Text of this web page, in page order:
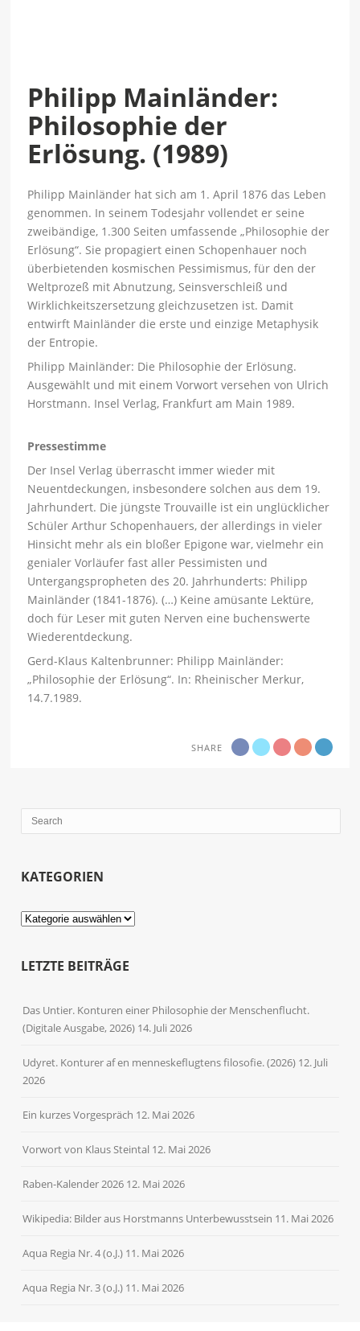
Philipp Mainländer:
Philosophie der
Erlösung. (1989)
Philipp Mainländer hat sich am 1. April 1876 das Leben
genommen. In seinem Todesjahr vollendet er seine
zweibändige, 1.300 Seiten umfassende „Philosophie der
Erlösung“. Sie propagiert einen Schopenhauer noch
überbietenden kosmischen Pessimismus, für den der
Weltprozeß mit Abnutzung, Seinsverschleiß und
Wirklichkeitszersetzung gleichzusetzen ist. Damit
entwirft Mainländer die erste und einzige Metaphysik
der Entropie.
Philipp Mainländer: Die Philosophie der Erlösung.
Ausgewählt und mit einem Vorwort versehen von Ulrich
Horstmann. Insel Verlag, Frankfurt am Main 1989.
Pressestimme
Der Insel Verlag überrascht immer wieder mit
Neuentdeckungen, insbesondere solchen aus dem 19.
Jahrhundert. Die jüngste Trouvaille ist ein unglücklicher
Schüler Arthur Schopenhauers, der allerdings in vieler
Hinsicht mehr als ein bloßer Epigone war, vielmehr ein
genialer Vorläufer fast aller Pessimisten und
Untergangspropheten des 20. Jahrhunderts: Philipp
Mainländer (1841-1876). (…) Keine amüsante Lektüre,
doch für Leser mit guten Nerven eine buchenswerte
Wiederentdeckung.
Gerd-Klaus Kaltenbrunner: Philipp Mainländer:
„Philosophie der Erlösung“. In: Rheinischer Merkur,
14.7.1989.
SHARE
KATEGORIEN
Kategorien
LETZTE BEITRÄGE
Das Untier. Konturen einer Philosophie der Menschenflucht.
(Digitale Ausgabe, 2026) 14. Juli 2026
Udyret. Konturer af en menneskeflugtens filosofie. (2026) 12. Juli
2026
Ein kurzes Vorgespräch 12. Mai 2026
Vorwort von Klaus Steintal 12. Mai 2026
Raben-Kalender 2026 12. Mai 2026
Wikipedia: Bilder aus Horstmanns Unterbewusstsein 11. Mai 2026
Aqua Regia Nr. 4 (o.J.) 11. Mai 2026
Aqua Regia Nr. 3 (o.J.) 11. Mai 2026